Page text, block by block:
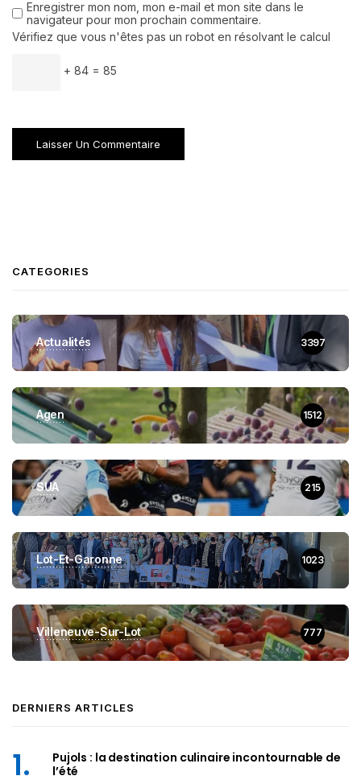
Enregistrer mon nom, mon e-mail et mon site dans le
navigateur pour mon prochain commentaire.
Vérifiez que vous n'êtes pas un robot en résolvant le calcul
+ 84 = 85
CATEGORIES
Actualités 3397
Agen 1512
SUA 215
Lot-Et-Garonne 1023
Villeneuve-Sur-Lot 777
DERNIERS ARTICLES
Pujols : la destination culinaire incontournable de
l’été